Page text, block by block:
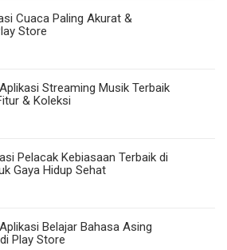
Cuaca Paling Akurat &
Store
Streaming Musik Terbaik
& Koleksi
Pelacak Kebiasaan Terbaik di
Gaya Hidup Sehat
Belajar Bahasa Asing
Play Store